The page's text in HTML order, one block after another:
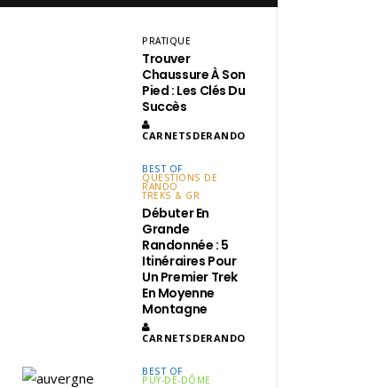
PRATIQUE
Trouver
Chaussure À Son
Pied : Les Clés Du
Succès
CARNETSDERANDO
BEST OF
QUESTIONS DE
RANDO
TREKS & GR
Débuter En
Grande
Randonnée : 5
Itinéraires Pour
Un Premier Trek
En Moyenne
Montagne
CARNETSDERANDO
BEST OF
PUY-DE-DÔME